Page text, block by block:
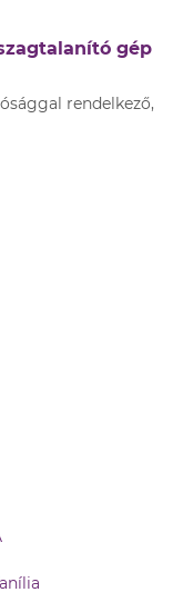
gép
rendelkező,